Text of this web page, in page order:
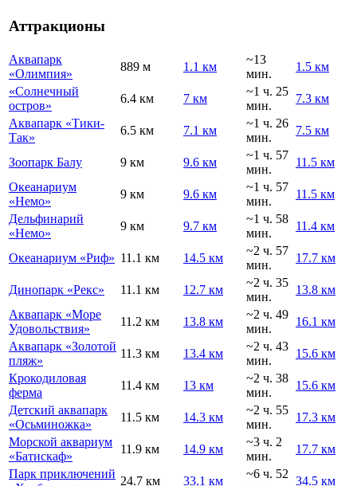
Аттракционы
Аквапарк
«Олимпия»
889 м 1.1 км
~13
мин.
1.5 км
«Солнечный
остров»
6.4 км 7 км
~1 ч. 25
мин.
7.3 км
Аквапарк «Тики-
Так»
6.5 км 7.1 км
~1 ч. 26
мин.
7.5 км
Зоопарк Балу 9 км 9.6 км
~1 ч. 57
мин.
11.5 км
Океанариум
«Немо»
9 км 9.6 км
~1 ч. 57
мин.
11.5 км
Дельфинарий
«Немо»
9 км 9.7 км
~1 ч. 58
мин.
11.4 км
Океанариум «Риф» 11.1 км 14.5 км
~2 ч. 57
мин.
17.7 км
Динопарк «Рекс» 11.1 км 12.7 км
~2 ч. 35
мин.
13.8 км
Аквапарк «Море
Удовольствия»
11.2 км 13.8 км
~2 ч. 49
мин.
16.1 км
Аквапарк «Золотой
пляж»
11.3 км 13.4 км
~2 ч. 43
мин.
15.6 км
Крокодиловая
ферма
11.4 км 13 км
~2 ч. 38
мин.
15.6 км
Детский аквапарк
«Осьминожка»
11.5 км 14.3 км
~2 ч. 55
мин.
17.3 км
Морской аквариум
«Батискаф»
11.9 км 14.9 км
~3 ч. 2
мин.
17.7 км
Парк приключений
24.7 км 33.1 км
~6 ч. 52
34.5 км